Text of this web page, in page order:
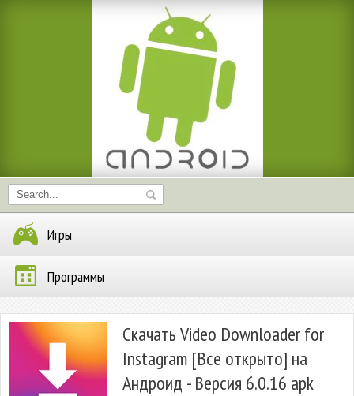
Игры
Программы
Скачать Video Downloader for
Instagram [Все открыто] на
Андроид - Версия 6.0.16 apk